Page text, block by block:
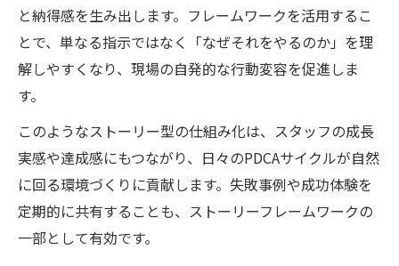
と納得感を生み出します。フレームワークを活用するこ
とで、単なる指示ではなく「なぜそれをやるのか」を理
解しやすくなり、現場の自発的な行動変容を促進しま
す。
このようなストーリー型の仕組み化は、スタッフの成長
実感や達成感にもつながり、日々のPDCAサイクルが自然
に回る環境づくりに貢献します。失敗事例や成功体験を
定期的に共有することも、ストーリーフレームワークの
一部として有効です。